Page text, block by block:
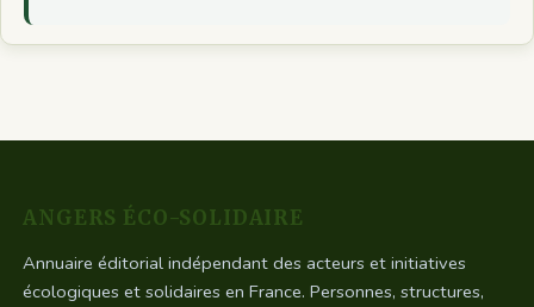
ANGERS ÉCO-SOLIDAIRE
Annuaire éditorial indépendant des acteurs et initiatives
écologiques et solidaires en France. Personnes, structures,